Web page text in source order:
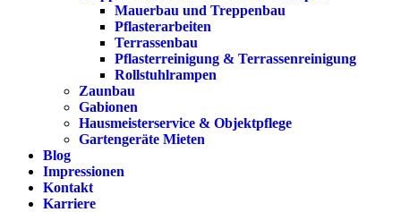
Mauerbau und Treppenbau
Pflasterarbeiten
Terrassenbau
Pflasterreinigung & Terrassenreinigung
Rollstuhlrampen
Zaunbau
Gabionen
Hausmeisterservice & Objektpflege
Gartengeräte Mieten
Blog
Impressionen
Kontakt
Karriere